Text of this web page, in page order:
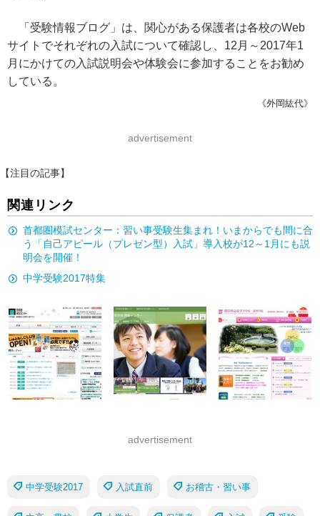
「受験情報ブログ」は、関心がある保護者は各校のWeb
サイトでそれぞれの入試について確認し、12月～2017年1
月にかけての入試説明会や体験会に参加することをお勧め
している。
《外岡紘代》
advertisement
【注目の記事】
関連リンク
首都圏模試センター：習い事受験生集まれ！いまからでも間に合
う「自己アピール（プレゼン型）入試」導入校が12～1月にも説
明会を開催！
中学受験2017特集
advertisement
中学受験2017 入試直前 お稽古・習い事